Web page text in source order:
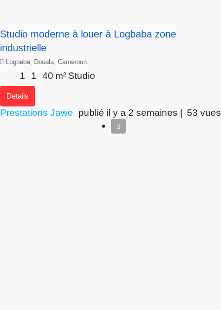
Studio moderne à louer à Logbaba zone
industrielle
Logbaba, Douala, Cameroun
1 1 40 m² Studio
Details
Prestations Jawe publié il y a 2 semaines | 53 vues